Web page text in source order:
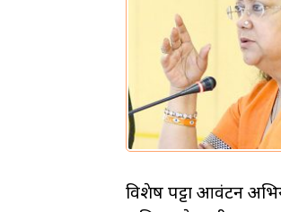
विशेष पट्टा आवंटन